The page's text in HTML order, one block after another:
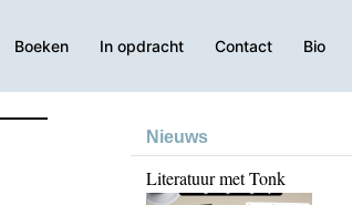
Boeken In opdracht Contact Bio
Nieuws
Literatuur met Tonk